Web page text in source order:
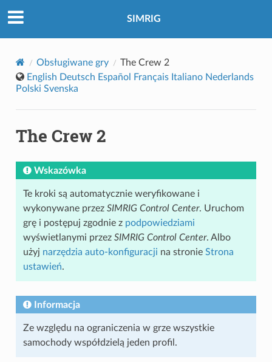
SIMRIG
Obsługiwane gry
The Crew 2
English Deutsch Español Français Italiano Nederlands
Polski Svenska
The Crew 2
Wskazówka
Te kroki są automatycznie weryfikowane i
wykonywane przez SIMRIG Control Center. Uruchom
grę i postępuj zgodnie z podpowiedziami
wyświetlanymi przez SIMRIG Control Center. Albo
użyj narzędzia auto-konfiguracji na stronie Strona
ustawień.
Informacja
Ze względu na ograniczenia w grze wszystkie
samochody współdzielą jeden profil.